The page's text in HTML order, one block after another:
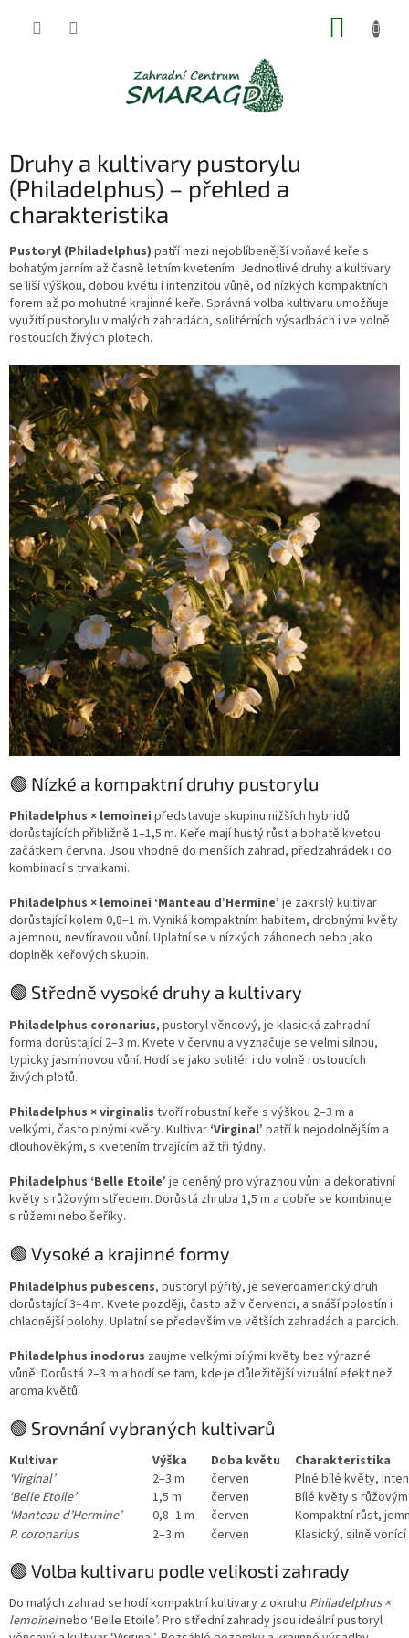
Druhy a kultivary pustorylu
(Philadelphus) – přehled a
charakteristika
Pustoryl (Philadelphus) patří mezi nejoblíbenější voňavé keře s
bohatým jarním až časně letním kvetením. Jednotlivé druhy a kultivary
se liší výškou, dobou květu i intenzitou vůně, od nízkých kompaktních
forem až po mohutné krajinné keře. Správná volba kultivaru umožňuje
využití pustorylu v malých zahradách, solitérních výsadbách i ve volně
rostoucích živých plotech.
🟢 Nízké a kompaktní druhy pustorylu
Philadelphus × lemoinei představuje skupinu nižších hybridů
dorůstajících přibližně 1–1,5 m. Keře mají hustý růst a bohatě kvetou
začátkem června. Jsou vhodné do menších zahrad, předzahrádek i do
kombinací s trvalkami.
Philadelphus × lemoinei ‘Manteau d’Hermine’ je zakrslý kultivar
dorůstající kolem 0,8–1 m. Vyniká kompaktním habitem, drobnými květy
a jemnou, nevtíravou vůní. Uplatní se v nízkých záhonech nebo jako
doplněk keřových skupin.
🟢 Středně vysoké druhy a kultivary
Philadelphus coronarius, pustoryl věncový, je klasická zahradní
forma dorůstající 2–3 m. Kvete v červnu a vyznačuje se velmi silnou,
typicky jasmínovou vůní. Hodí se jako solitér i do volně rostoucích
živých plotů.
Philadelphus × virginalis tvoří robustní keře s výškou 2–3 m a
velkými, často plnými květy. Kultivar ‘Virginal’ patří k nejodolnějším a
dlouhověkým, s kvetením trvajícím až tři týdny.
Philadelphus ‘Belle Etoile’ je ceněný pro výraznou vůni a dekorativní
květy s růžovým středem. Dorůstá zhruba 1,5 m a dobře se kombinuje
s růžemi nebo šeříky.
🟢 Vysoké a krajinné formy
Philadelphus pubescens, pustoryl pýřitý, je severoamerický druh
dorůstající 3–4 m. Kvete později, často až v červenci, a snáší polostín i
chladnější polohy. Uplatní se především ve větších zahradách a parcích.
Philadelphus inodorus zaujme velkými bílými květy bez výrazné
vůně. Dorůstá 2–3 m a hodí se tam, kde je důležitější vizuální efekt než
aroma květů.
🟢 Srovnání vybraných kultivarů
Kultivar Výška Doba květu
Charakteristika
‘Virginal’
2–3 m červen
Plné bílé květy,
‘Belle Etoile’
1,5 m červen
Bílé květy s
‘Manteau d’Hermine’
0,8–1 m červen
Kompaktní růst,
P. coronarius
2–3 m červen Klasický, silně
🟢 Volba kultivaru podle velikosti zahrady
Do malých zahrad se hodí kompaktní kultivary z okruhu Philadelphus ×
lemoineinebo ‘Belle Etoile’. Pro střední zahrady jsou ideální pustoryl